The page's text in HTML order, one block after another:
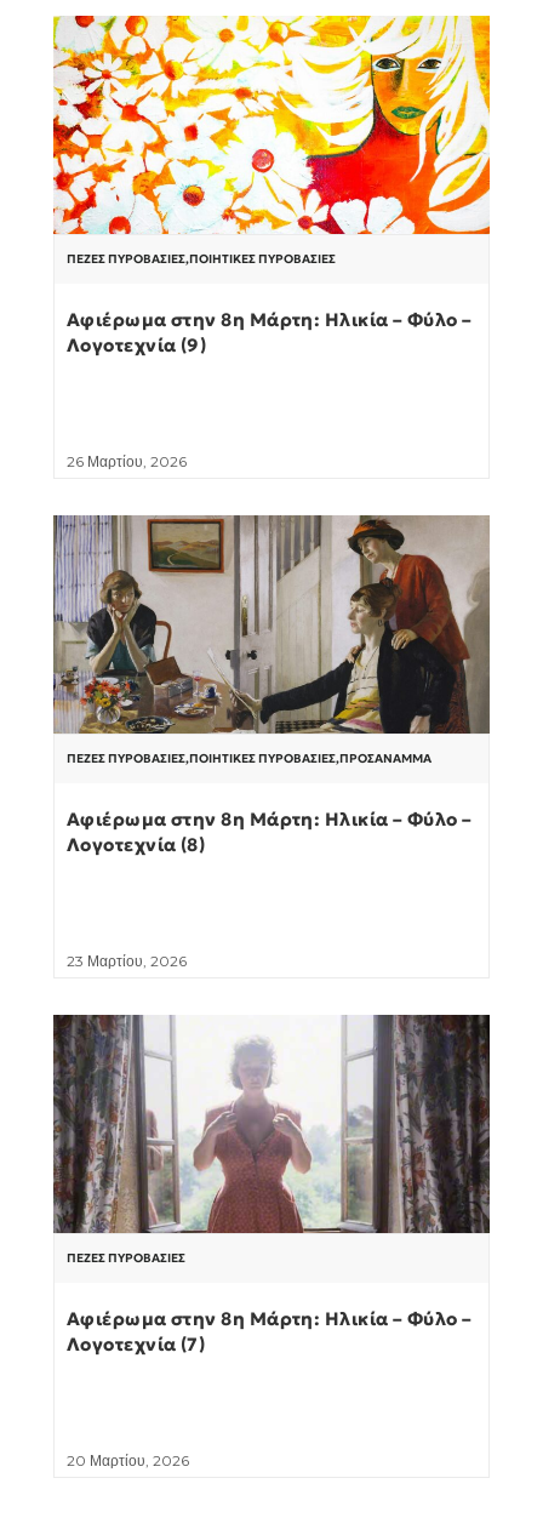
ΠΕΖΈΣ ΠΥΡΟΒΑΣΊΕΣ,ΠΟΙΗΤΙΚΈΣ ΠΥΡΟΒΑΣΊΕΣ
Αφιέρωμα στην 8η Μάρτη: Ηλικία – Φύλο –
Λογοτεχνία (9)
26 Μαρτίου, 2026
ΠΕΖΈΣ ΠΥΡΟΒΑΣΊΕΣ,ΠΟΙΗΤΙΚΈΣ ΠΥΡΟΒΑΣΊΕΣ,ΠΡΟΣΆΝΑΜΜΑ
Αφιέρωμα στην 8η Μάρτη: Ηλικία – Φύλο –
Λογοτεχνία (8)
23 Μαρτίου, 2026
ΠΕΖΈΣ ΠΥΡΟΒΑΣΊΕΣ
Αφιέρωμα στην 8η Μάρτη: Ηλικία – Φύλο –
Λογοτεχνία (7)
20 Μαρτίου, 2026